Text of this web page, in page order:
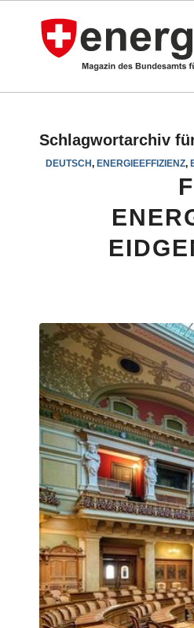
Schlagwortarchiv
DEUTSCH,ENERGIEEFFIZIENZ,